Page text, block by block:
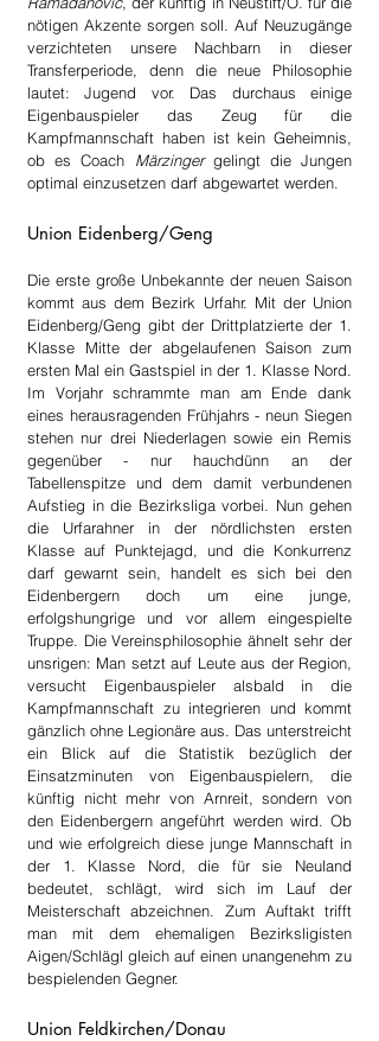
nötigen Akzente sorgen soll. Auf Neuzugänge
verzichteten unsere Nachbarn in dieser
Transferperiode, denn die neue Philosophie
lautet: Jugend vor. Das durchaus einige
Eigenbauspieler das Zeug für die
Kampfmannschaft haben ist kein Geheimnis,
ob es Coach Märzinger gelingt die Jungen
optimal einzusetzen darf abgewartet werden.
Union Eidenberg/Geng
Die erste große Unbekannte der neuen Saison
kommt aus dem Bezirk Urfahr. Mit der Union
Eidenberg/Geng gibt der Drittplatzierte der 1.
Klasse Mitte der abgelaufenen Saison zum
ersten Mal ein Gastspiel in der 1. Klasse Nord.
Im Vorjahr schrammte man am Ende dank
eines herausragenden Frühjahrs - neun Siegen
stehen nur drei Niederlagen sowie ein Remis
gegenüber - nur hauchdünn an der
Tabellenspitze und dem damit verbundenen
Aufstieg in die Bezirksliga vorbei. Nun gehen
die Urfarahner in der nördlichsten ersten
Klasse auf Punktejagd, und die Konkurrenz
darf gewarnt sein, handelt es sich bei den
Eidenbergern doch um eine junge,
erfolgshungrige und vor allem eingespielte
Truppe. Die Vereinsphilosophie ähnelt sehr der
unsrigen: Man setzt auf Leute aus der Region,
versucht Eigenbauspieler alsbald in die
Kampfmannschaft zu integrieren und kommt
gänzlich ohne Legionäre aus. Das unterstreicht
ein Blick auf die Statistik bezüglich der
Einsatzminuten von Eigenbauspielern, die
künftig nicht mehr von Arnreit, sondern von
den Eidenbergern angeführt werden wird. Ob
und wie erfolgreich diese junge Mannschaft in
der 1. Klasse Nord, die für sie Neuland
bedeutet, schlägt, wird sich im Lauf der
Meisterschaft abzeichnen. Zum Auftakt trifft
man mit dem ehemaligen Bezirksligisten
Aigen/Schlägl gleich auf einen unangenehm zu
bespielenden Gegner.
Union Feldkirchen/Donau